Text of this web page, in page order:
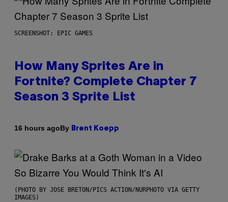
SCREENSHOT: EPIC GAMES
How Many Sprites Are in
Fortnite? Complete Chapter 7
Season 3 Sprite List
16 hours agoBy Brent Koepp
(PHOTO BY JOSE BRETON/PICS ACTION/NURPHOTO VIA GETTY
IMAGES)